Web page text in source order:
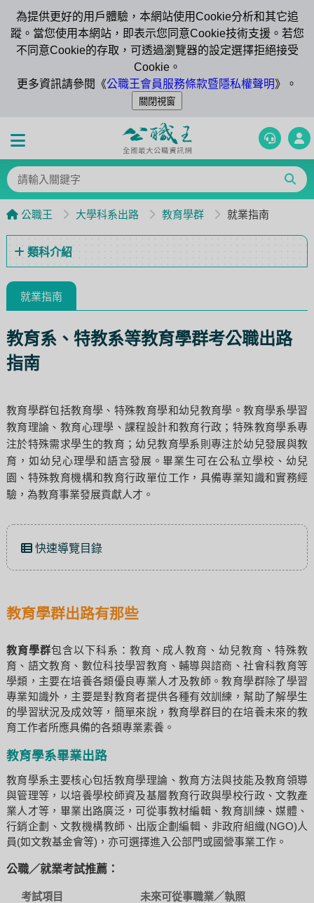
為提供更好的用戶體驗，本網站使用Cookie分析和其它追
蹤。當您使用本網站，即表示您同意Cookie技術支援。若您
不同意Cookie的存取，可透過瀏覽器的設定選擇拒絕接受
Cookie。
更多資訊請參閱《公職王會員服務條款暨隱私權聲明》。
公職王 大學科系出路 教育學群 就業指南
類科介紹
就業指南
教育系、特教系等教育學群考公職出路
指南
教育學群包括教育學、特殊教育學和幼兒教育學。教育學系學習
教育理論、教育心理學、課程設計和教育行政；特殊教育學系專
注於特殊需求學生的教育；幼兒教育學系則專注於幼兒發展與教
育，如幼兒心理學和語言發展。畢業生可在公私立學校、幼兒
園、特殊教育機構和教育行政單位工作，具備專業知識和實務經
驗，為教育事業發展貢獻人才。
快速導覽目錄
教育學群出路有那些
教育學群包含以下科系：教育、成人教育、幼兒教育、特殊教
育、語文教育、數位科技學習教育、輔導與諮商、社會科教育等
學類，主要在培養各類優良專業人才及教師。教育學群除了學習
專業知識外，主要是對教育者提供各種有效訓練，幫助了解學生
的學習狀況及成效等，簡單來說，教育學群目的在培養未來的教
育工作者所應具備的各類專業素養。
教育學系畢業出路
教育學系主要核心包括教育學理論、教育方法與技能及教育領導
與管理等，以培養學校師資及基層教育行政與學校行政、文教產
業人才等，畢業出路廣泛，可從事教材編輯、教育訓練、媒體、
行銷企劃、文教機構教師、出版企劃編輯、非政府組織(NGO)人
員(如文教基金會等)，亦可選擇進入公部門或國營事業工作。
公職／就業考試推薦：
考試項目 未來可從事職業／執照